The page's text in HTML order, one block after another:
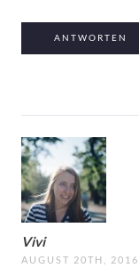
ANTWORTEN
Vivi
AUGUST 20TH, 2016